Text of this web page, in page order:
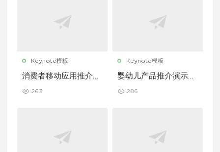
Keynote模板
消费者移动应用推介演
ote 模板
263
Keynote模板
婴幼儿产品推介演示文
模板
286